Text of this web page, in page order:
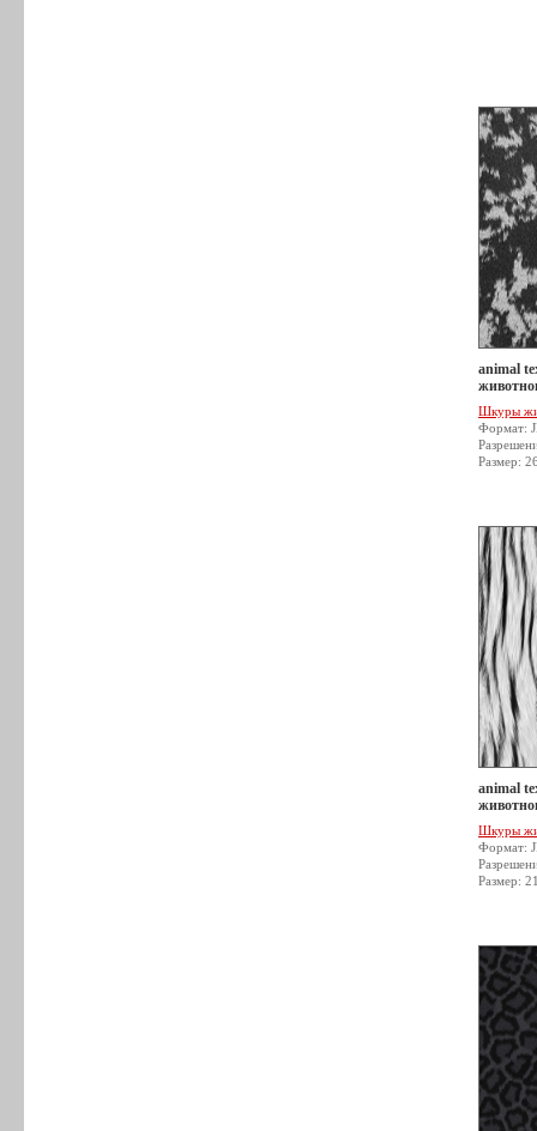
animal
Шкуры
Формат:
Размер:
animal
Шкуры
Формат:
Размер: